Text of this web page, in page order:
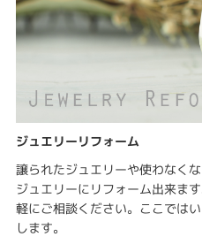
ジュエリーリフォーム
譲られたジュエリーや使わなく
ジュエリーにリフォーム出来ま
軽にご相談ください。ここでは
します。